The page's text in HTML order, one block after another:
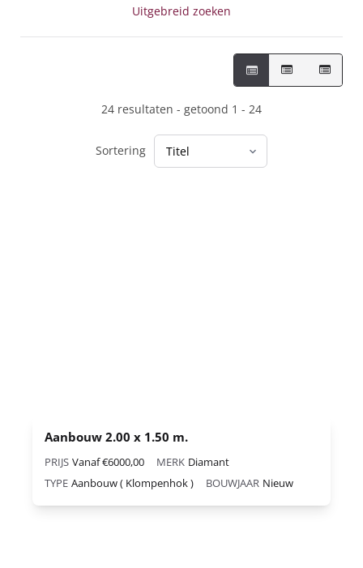
Uitgebreid zoeken
24 resultaten - getoond 1 - 24
Sortering
Aanbouw 2.00 x 1.50 m.
PRIJS Vanaf €6000,00 MERK Diamant
TYPE Aanbouw ( Klompenhok ) BOUWJAAR Nieuw